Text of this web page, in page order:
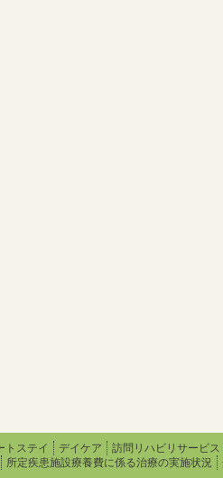
トステイ デイケア 訪問リハビリサービス
所定疾患施設療養費に係る治療の実施状況